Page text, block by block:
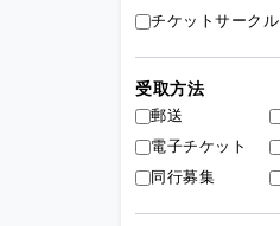
チケットサークル
受取方法
郵送
電子チケット
同行募集